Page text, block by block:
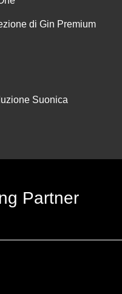
di Gin Premium
Suonica
Partner